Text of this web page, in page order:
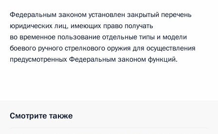
Федеральным законом установлен закрытый перечень
юридических лиц, имеющих право получать
во временное пользование отдельные типы и модели
боевого ручного стрелкового оружия для осуществления
предусмотренных Федеральным законом функций.
Смотрите также